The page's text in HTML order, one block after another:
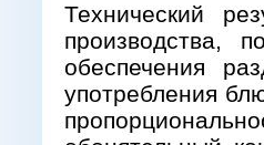
Технический
производства,
обеспечения
употребления